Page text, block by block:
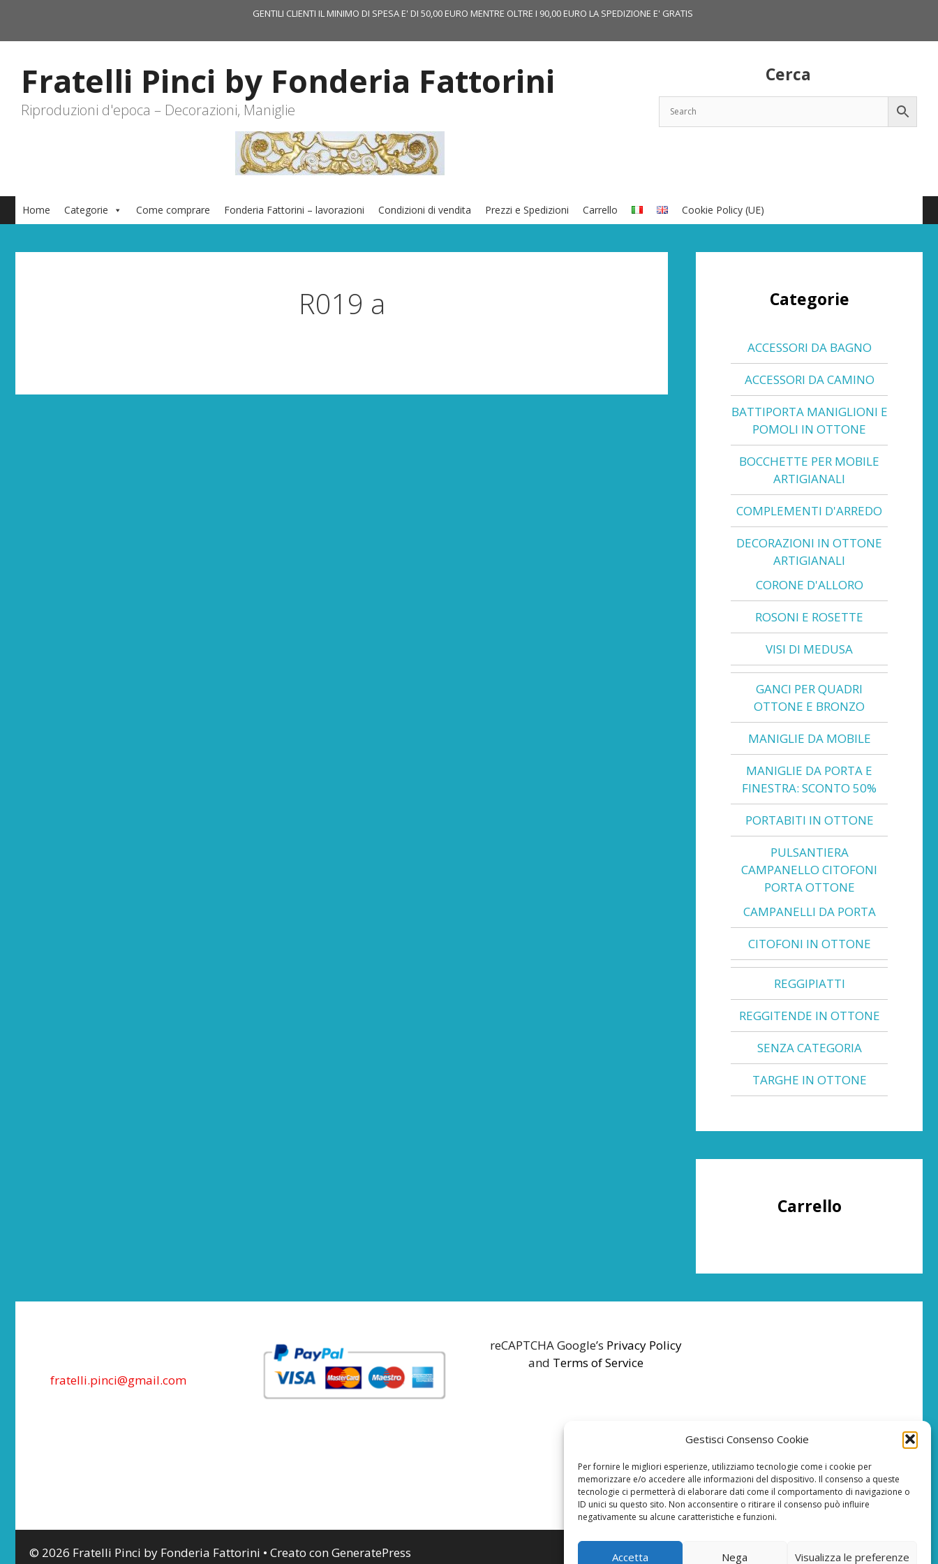
Gestisci Consenso Cookie
Per fornire le migliori esperienze, utilizziamo tecnologie come i cookie per
memorizzare e/o accedere alle informazioni del dispositivo. Il consenso a queste
tecnologie ci permetterà di elaborare dati come il comportamento di navigazione o
ID unici su questo sito. Non acconsentire o ritirare il consenso può influire
negativamente su alcune caratteristiche e funzioni.
Accetta Nega Visualizza le preferenze
contenuto
GENTILI CLIENTI IL MINIMO DI SPESA E' DI 50,00 EURO MENTRE OLTRE I 90,00 EURO LA SPEDIZIONE E' GRATIS
Cerca
Fratelli Pinci by Fonderia Fattorini
Riproduzioni d'epoca – Decorazioni, Maniglie
Home Categorie Come comprare Fonderia Fattorini – lavorazioni Condizioni di vendita Prezzi e Spedizioni Carrello Cookie Policy (UE)
R019 a Categorie
ACCESSORI DA BAGNO
ACCESSORI DA CAMINO
BATTIPORTA MANIGLIONI E
POMOLI IN OTTONE
BOCCHETTE PER MOBILE
ARTIGIANALI
COMPLEMENTI D'ARREDO
DECORAZIONI IN OTTONE
ARTIGIANALI
CORONE D'ALLORO
ROSONI E ROSETTE
VISI DI MEDUSA
GANCI PER QUADRI
OTTONE E BRONZO
MANIGLIE DA MOBILE
MANIGLIE DA PORTA E
FINESTRA: SCONTO 50%
PORTABITI IN OTTONE
PULSANTIERA
CAMPANELLO CITOFONI
PORTA OTTONE
CAMPANELLI DA PORTA
CITOFONI IN OTTONE
REGGIPIATTI
REGGITENDE IN OTTONE
SENZA CATEGORIA
TARGHE IN OTTONE
Carrello
fratelli.pinci@gmail.com
reCAPTCHA Google’s Privacy Policy
and Terms of Service
© 2026 Fratelli Pinci by Fonderia Fattorini • Creato conGeneratePress